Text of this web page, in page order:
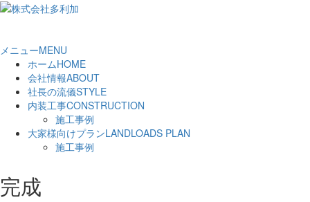
メニューMENU
ホームHOME
会社情報ABOUT
社長の流儀STYLE
内装工事CONSTRUCTION
施工事例
大家様向けプランLANDLOADS PLAN
施工事例
完成